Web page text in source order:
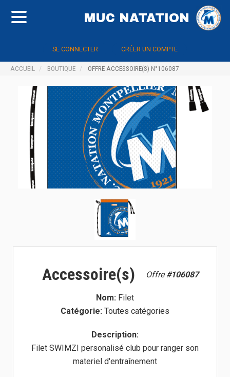
MUC NATATION
SE CONNECTER CRÉER UN COMPTE
ACCUEIL BOUTIQUE OFFRE ACCESSOIRE(S) N°106087
Offre#106087
Accessoire(s)
Nom: Filet
Catégorie: Toutes catégories
Description:
Filet SWIMZI personalisé club pour ranger son
materiel d'entraînement